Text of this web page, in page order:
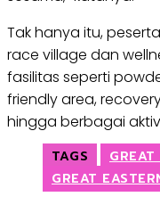
Tak hanya itu,
race village dan
fasilitas seperti
friendly area,
hingga berbagai
TAGS
GREAT
GREAT